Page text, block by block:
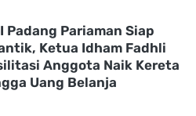
Padang Pariaman Siap
Ketua Idham Fadhli
Anggota Naik Kereta
Uang Belanja